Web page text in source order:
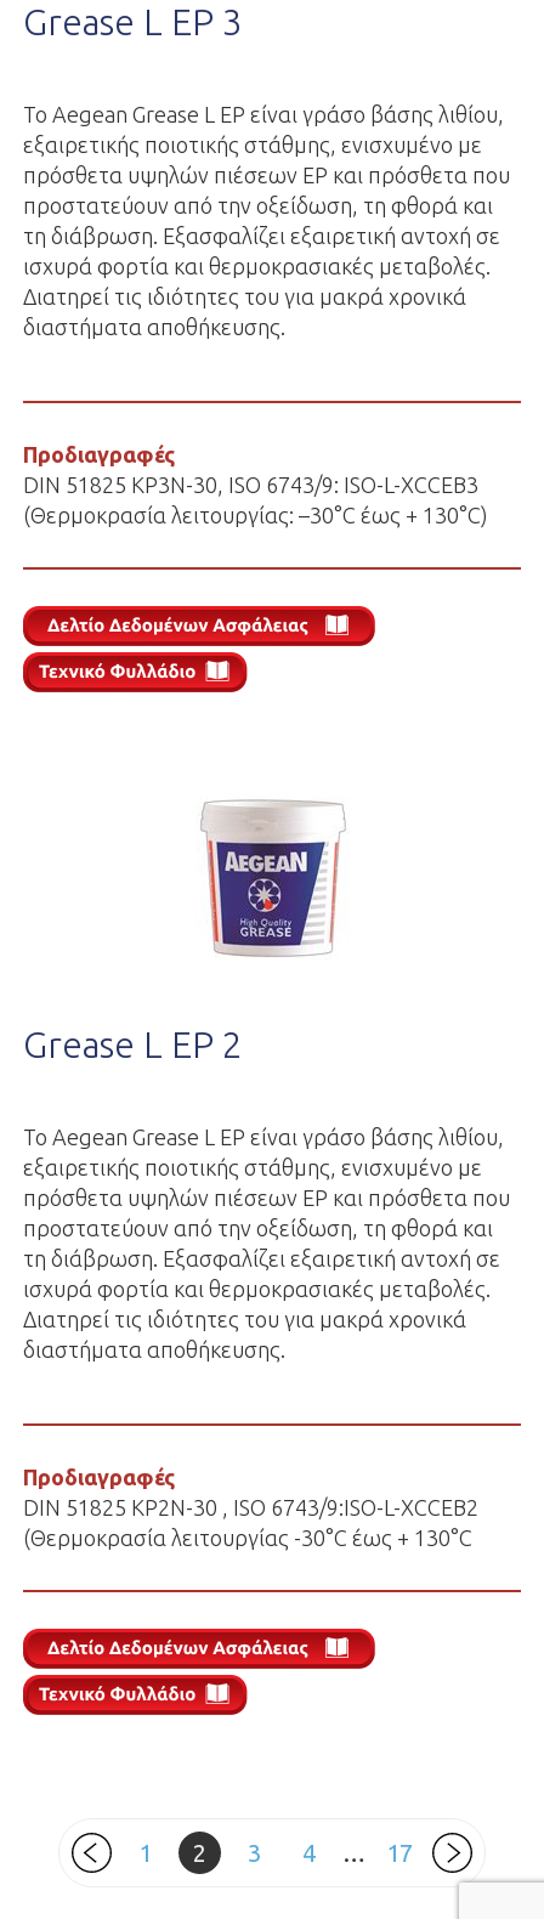
Grease L EP 3
To Aegean Grease L EP είναι γράσο βάσης λιθίου,
εξαιρετικής ποιοτικής στάθμης, ενισχυμένο με
πρόσθετα υψηλών πιέσεων ΕΡ και πρόσθετα που
προστατεύουν από την οξείδωση, τη φθορά και
τη διάβρωση. Εξασφαλίζει εξαιρετική αντοχή σε
ισχυρά φορτία και θερμοκρασιακές μεταβολές.
Διατηρεί τις ιδιότητες του για μακρά χρονικά
διαστήματα αποθήκευσης.
Προδιαγραφές
DIN 51825 KP3N-30, ISO 6743/9: ISO-L-XCCEB3
(Θερμοκρασία λειτουργίας: –30°C έως + 130°C)
Grease L EP 2
To Aegean Grease L EP είναι γράσο βάσης λιθίου,
εξαιρετικής ποιοτικής στάθμης, ενισχυμένο με
πρόσθετα υψηλών πιέσεων ΕΡ και πρόσθετα που
προστατεύουν από την οξείδωση, τη φθορά και
τη διάβρωση. Εξασφαλίζει εξαιρετική αντοχή σε
ισχυρά φορτία και θερμοκρασιακές μεταβολές.
Διατηρεί τις ιδιότητες του για μακρά χρονικά
διαστήματα αποθήκευσης.
Προδιαγραφές
DIN 51825 KP2N-30 , ISO 6743/9:ISO-L-XCCEB2
(Θερμοκρασία λειτουργίας -30°C έως + 130°C
Πλοήγηση
1 2 3 4 … 17